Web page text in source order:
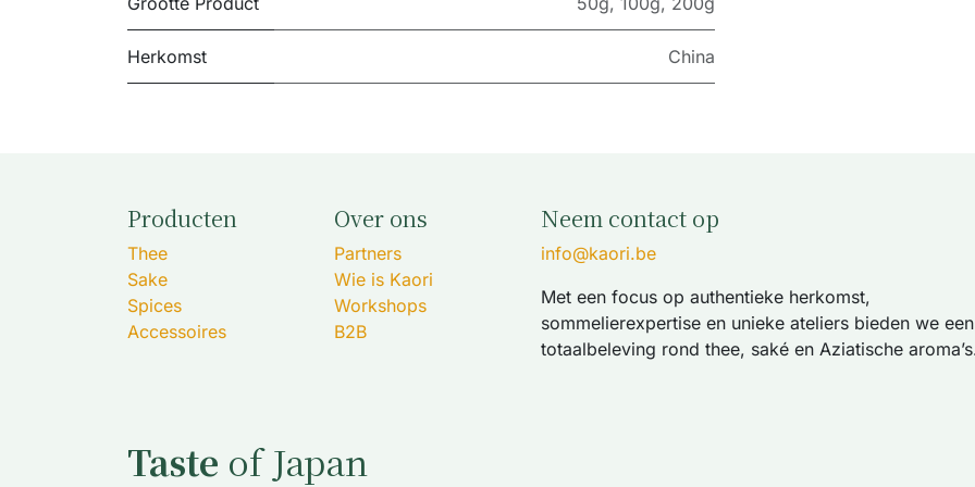
Herkomst China
Producten
Thee
Sake
Spices
Accessoires
Over ons
Partners
Wie is Kaori
Workshops
B2B
Neem contact op
info@kaori.be
Met een focus op authentieke herkomst,
sommelierexpertise en unieke ateliers bieden we een
totaalbeleving rond thee, saké en Aziatische
Taste of Japan